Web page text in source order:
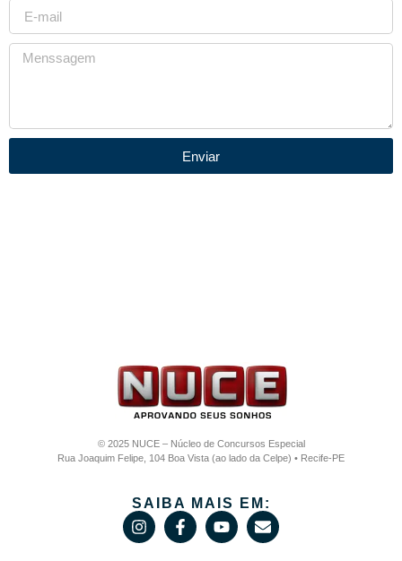
Enviar
© 2025 NUCE – Núcleo de Concursos Especial
Rua Joaquim Felipe, 104 Boa Vista (ao lado da Celpe) • Recife-PE
SAIBA MAIS EM: